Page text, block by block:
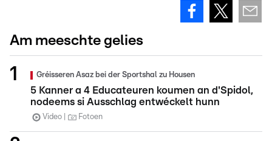
Am meeschte gelies
Gréisseren Asaz bei der Sportshal zu Housen
5 Kanner a 4 Educateuren koumen an d'Spidol,
nodeems si Ausschlag entwéckelt hunn
Video Fotoen